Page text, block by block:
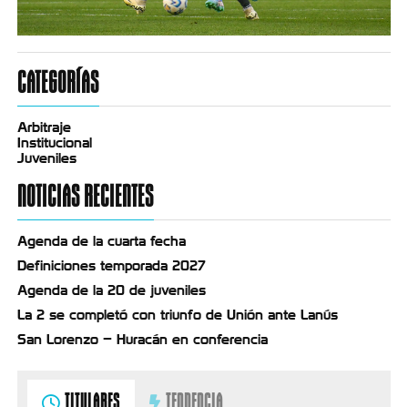
CATEGORÍAS
Arbitraje
Institucional
Juveniles
NOTICIAS RECIENTES
Agenda de la cuarta fecha
Definiciones temporada 2027
Agenda de la 20 de juveniles
La 2 se completó con triunfo de Unión ante Lanús
San Lorenzo – Huracán en conferencia
TITULARES TENDENCIA